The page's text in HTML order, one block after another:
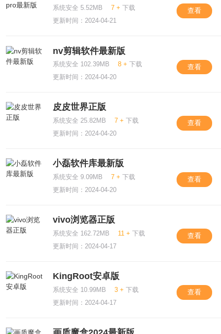
系统安全 5.52MB 7 + 下载
更新时间：2024-04-21
查看
nv剪辑软件最新版
系统安全 102.39MB 8 + 下载
更新时间：2024-04-20
查看
皮皮世界正版
系统安全 25.82MB 7 + 下载
更新时间：2024-04-20
查看
小磊软件库最新版
系统安全 9.09MB 7 + 下载
更新时间：2024-04-20
查看
vivo浏览器正版
系统安全 162.72MB 11 + 下载
更新时间：2024-04-17
查看
KingRoot安卓版
系统安全 10.99MB 3 + 下载
更新时间：2024-04-17
查看